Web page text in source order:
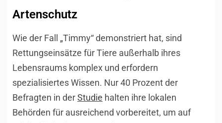
Artenschutz
Wie der Fall „Timmy“ demonstriert hat, sind
Rettungseinsätze für Tiere außerhalb ihres
Lebensraums komplex und erfordern
spezialisiertes Wissen. Nur 40 Prozent der
Befragten in derStudie halten ihre lokalen
Behörden für ausreichend vorbereitet, um auf